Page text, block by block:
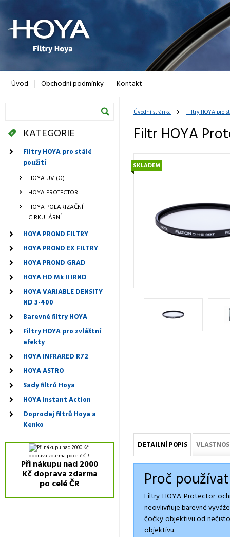
Úvodní stránka Filtry HOYA pro
Filtr HOYA
SKLADEM
DETAILNÍ POPIS
Proč
Filtry HOYA Protector
neovlivňuje barevné
čočky objektivu od
objektivu.
KATEGORIE
Filtry HOYA pro stálé
použití
HOYA UV (O)
HOYA PROTECTOR
HOYA POLARIZAČNÍ
CIRKULÁRNÍ
HOYA PROND FILTRY
HOYA PROND EX FILTRY
HOYA PROND GRAD
HOYA HD Mk II IRND
HOYA VARIABLE DENSITY
ND 3-400
Barevné filtry HOYA
Filtry HOYA pro zvláštní
efekty
HOYA INFRARED R72
HOYA ASTRO
Sady filtrů Hoya
HOYA Instant Action
Doprodej filtrů Hoya a
Kenko
Při nákupu nad 2000
Kč doprava zdarma
po celé ČR
Úvod Obchodní podmínky Kontakt